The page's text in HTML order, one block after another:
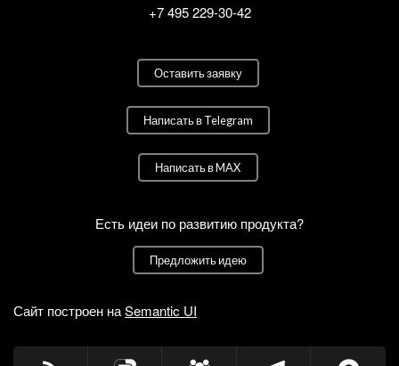
+7 495 229-30-42
Оставить заявку
Написать в Telegram
Написать в MAX
Есть идеи по развитию продукта?
Предложить идею
Сайт построен наSemantic UI